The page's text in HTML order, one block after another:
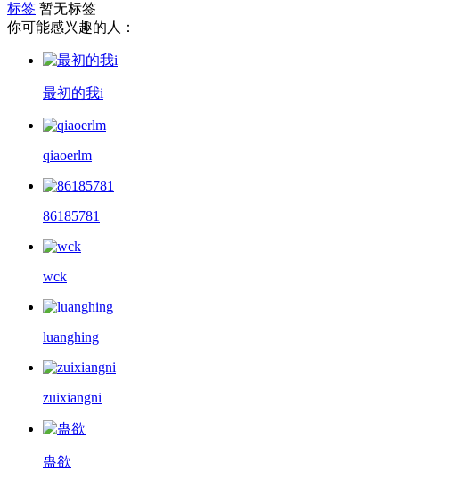
标签 暂无标签
你可能感兴趣的人：
最初的我i
qiaoerlm
86185781
wck
luanghing
zuixiangni
蛊欲